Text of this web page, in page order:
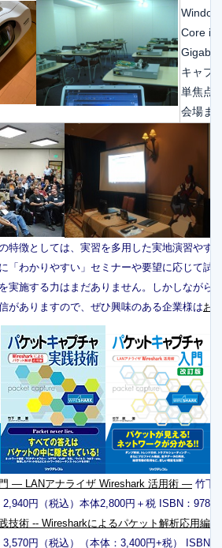
Core i5
Gigabit
キャプ
単焦点
会場ま
特徴としては、実習を多用した実地演習やす
「わかりやすい」セミナーや要望に応じて
実施する力はまだありません。しかしなが
がありますので、ぜひ興味のある企業様はお
― LANアナライザ Wireshark 活用術 ― 竹下
円（税込）本体2,800円＋税 ISBN：978-
技術 -- Wiresharkによるパケット解析応用編 --
円（税込）（本体：3,400円+税） ISBN：